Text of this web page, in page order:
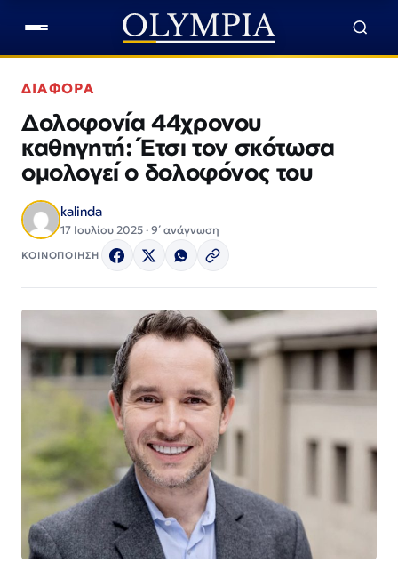
ΔΙΑΦΟΡΑ
Δολοφονία 44χρονου
καθηγητή: Έτσι τον σκότωσα
ομολογεί ο δολοφόνος του
kalinda
17 Ιουλίου 2025 · 9΄ ανάγνωση
ΚΟΙΝΟΠΟΙΗΣΗ